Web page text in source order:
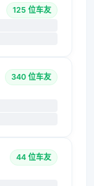
125 位车友
340 位车友
44 位车友